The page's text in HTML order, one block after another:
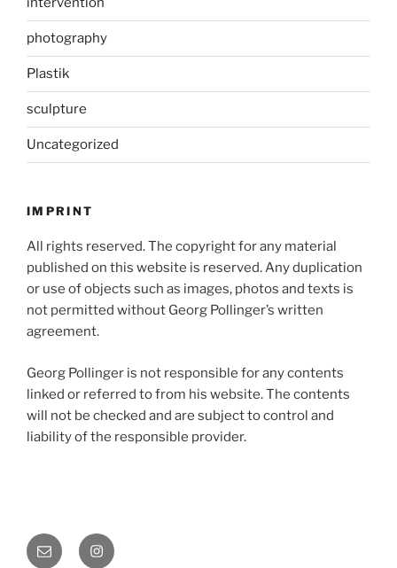
photography
Plastik
sculpture
Uncategorized
IMPRINT
All rights reserved. The copyright for any material
published on this website is reserved. Any duplication
or use of objects such as images, photos and texts is
not permitted without Georg Pollinger’s written
agreement.
Georg Pollinger is not responsible for any contents
linked or referred to from his website. The contents
will not be checked and are subject to control and
liability of the responsible provider.
E-
Instagram